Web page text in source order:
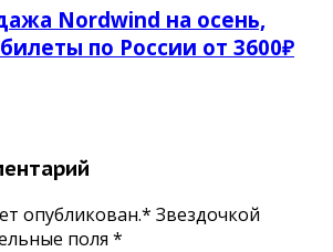
Nordwind на осень,
по России от 3600₽
опубликован.* Звездочкой
поля *